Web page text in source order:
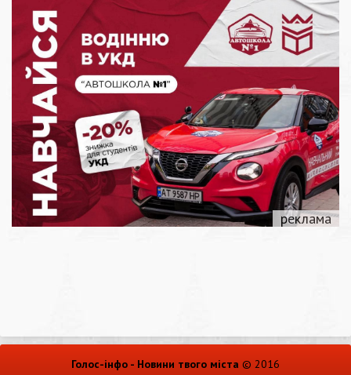
Голос-інфо - Новини твого міста © 2016